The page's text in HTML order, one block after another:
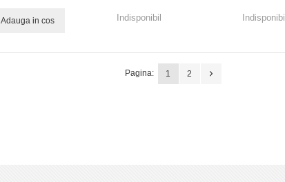
Adauga in cos Indisponibil Indisponibil
Pagina: 1 2